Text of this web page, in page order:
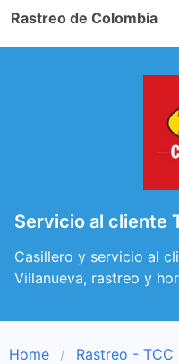
Rastreo de Colombia
Servicio al cliente
Casillero y servicio al
Villanueva, rastreo y
Home Rastreo - TCC